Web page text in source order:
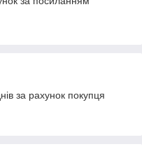
за рахунок покупця